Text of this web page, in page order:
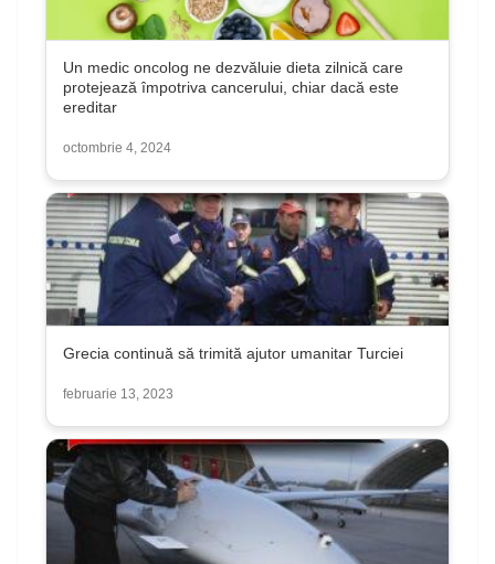
Un medic oncolog ne dezvăluie dieta zilnică care
protejează împotriva cancerului, chiar dacă este
ereditar
octombrie 4, 2024
Grecia continuă să trimită ajutor umanitar Turciei
februarie 13, 2023